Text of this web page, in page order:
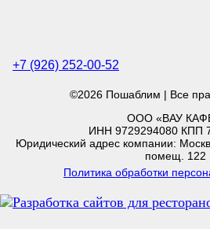
+7 (926) 252-00-52
©2026 Пошаблим | Все
ООО «ВАУ
ИНН 9729294080 КПП
Юридический адрес компании:
помещ. 122
Политика обработки